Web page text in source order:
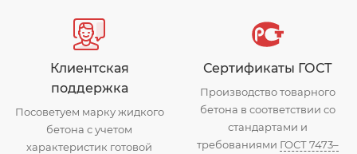
Клиентская
поддержка
Посоветуем марку жидкого
бетона с учетом
характеристик готовой
Сертификаты ГОСТ
Производство товарного
бетона в соответствии со
стандартами и
требованиями ГОСТ 7473–